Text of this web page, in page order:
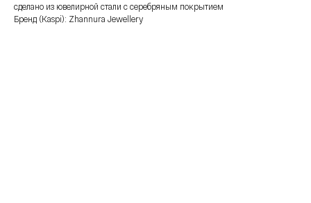
сделано из ювелирной стали с серебряным покрытием
Бренд (Kaspi): Zhannura Jewellery